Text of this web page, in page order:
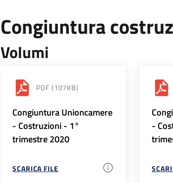
Congiuntura
Volumi
PDF (107KB)
Congiuntura Unioncamere
- Costruzioni - 1°
trimestre 2020
SCARICA FILE
-